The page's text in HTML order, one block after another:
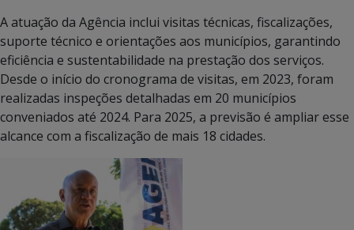
A atuação da Agência inclui visitas técnicas, fiscalizações,
suporte técnico e orientações aos municípios, garantindo
eficiência e sustentabilidade na prestação dos serviços.
Desde o início do cronograma de visitas, em 2023, foram
realizadas inspeções detalhadas em 20 municípios
conveniados até 2024. Para 2025, a previsão é ampliar esse
alcance com a fiscalização de mais 18 cidades.